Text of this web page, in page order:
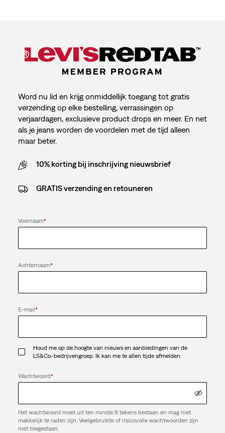
Word nu lid en krijg onmiddellijk toegang tot gratis
verzending op elke bestelling, verrassingen op
verjaardagen, exclusieve product drops en meer. En net
als je jeans worden de voordelen met de tijd alleen
maar beter.
10% korting bij inschrijving nieuwsbrief
GRATIS verzending en retouneren
Voornaam*
Achternaam*
E-mail*
Houd me op de hoogte van nieuws en aanbiedingen van de
LS&Co.-bedrijvengroep. Ik kan me te allen tijde afmelden.
Wachtwoord*
Het wachtwoord moet uit ten minste 8 tekens bestaan en mag niet
makkelijk te raden zijn. Veelgebruikte of risicovolle wachtwoorden zijn
niet toegestaan.